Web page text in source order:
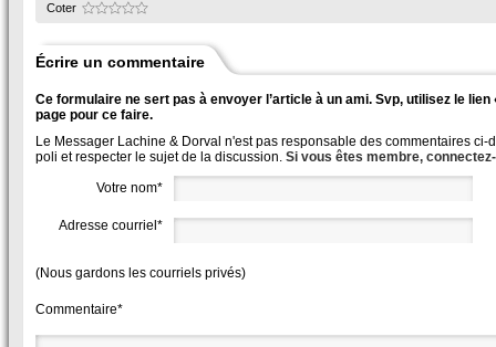
Coter
Écrire un commentaire
Ce formulaire ne sert pas à envoyer l’article à un ami. Svp, utilisez le
page pour ce faire.
Le Messager Lachine & Dorval n'est pas responsable des commentaires ci-
poli et respecter le sujet de la discussion. Si vous êtes membre,
Votre nom*
Adresse courriel*
(Nous gardons les courriels privés)
Commentaire*